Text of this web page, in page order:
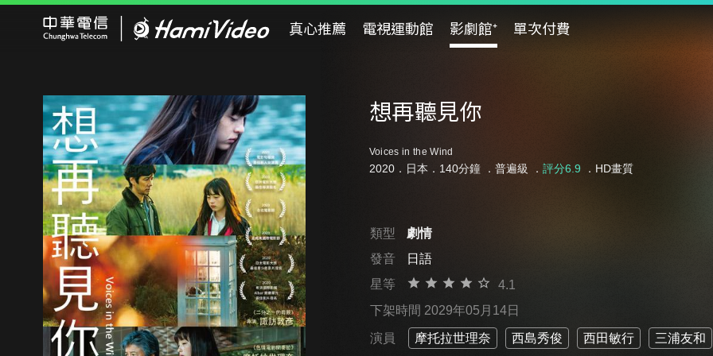
真心推薦 電視運動館 影劇館⁺ 單次付費
想再聽見你
Voices in the Wind
2020．日本．140分鐘 ． 普遍級 ． 評分6.9．HD畫質
類型
劇情
發音
日語
星等
4.1
下架時間 2029年05月14日
演員 摩托拉世理奈 西島秀俊 西田敏行 三浦友和